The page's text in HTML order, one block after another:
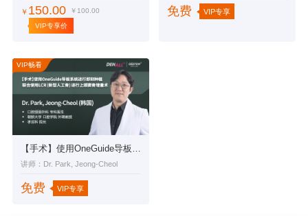
￥ 150.00 ￥100.00
VIP专享价
免费 VIP专享
VIP畅看
讲师：Dr. Park, Jeong-Cheol
免费 VIP专享